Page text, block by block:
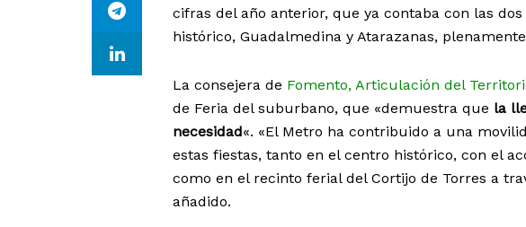
cifras del año anterior, que ya contaba con las
histórico, Guadalmedina y Atarazanas,
La consejera de Fomento, Articulación del
de Feria del suburbano, que «demuestra que la
necesidad«. «El Metro ha contribuido a una
estas fiestas, tanto en el centro histórico, con el
como en el recinto ferial del Cortijo de Torres a
añadido.